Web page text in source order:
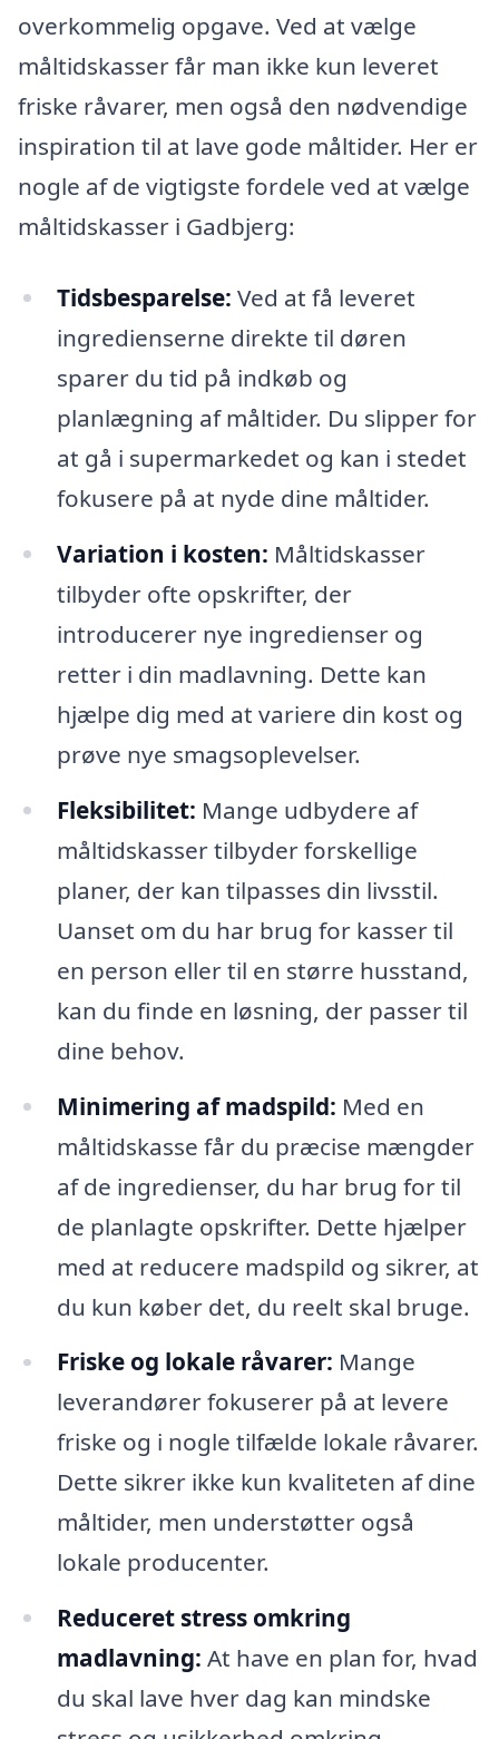
overkommelig opgave. Ved at vælge
måltidskasser får man ikke kun leveret
friske råvarer, men også den nødvendige
inspiration til at lave gode måltider. Her er
nogle af de vigtigste fordele ved at vælge
måltidskasser i Gadbjerg:
Tidsbesparelse: Ved at få leveret
ingredienserne direkte til døren
sparer du tid på indkøb og
planlægning af måltider. Du slipper for
at gå i supermarkedet og kan i stedet
fokusere på at nyde dine måltider.
Variation i kosten: Måltidskasser
tilbyder ofte opskrifter, der
introducerer nye ingredienser og
retter i din madlavning. Dette kan
hjælpe dig med at variere din kost og
prøve nye smagsoplevelser.
Fleksibilitet: Mange udbydere af
måltidskasser tilbyder forskellige
planer, der kan tilpasses din livsstil.
Uanset om du har brug for kasser til
en person eller til en større husstand,
kan du finde en løsning, der passer til
dine behov.
Minimering af madspild: Med en
måltidskasse får du præcise mængder
af de ingredienser, du har brug for til
de planlagte opskrifter. Dette hjælper
med at reducere madspild og sikrer, at
du kun køber det, du reelt skal bruge.
Friske og lokale råvarer: Mange
leverandører fokuserer på at levere
friske og i nogle tilfælde lokale råvarer.
Dette sikrer ikke kun kvaliteten af dine
måltider, men understøtter også
lokale producenter.
Reduceret stress omkring
madlavning: At have en plan for, hvad
du skal lave hver dag kan mindske